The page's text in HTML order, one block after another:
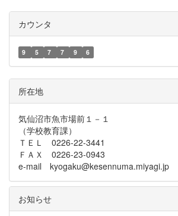
カウンタ
9 5 7 7 9 6
所在地
気仙沼市魚市場前１－１
（学校教育課）
ＴＥＬ 0226-22-3441
ＦＡＸ 0226-23-0943
e-mail kyogaku@kesennuma.miyagi.jp
お知らせ